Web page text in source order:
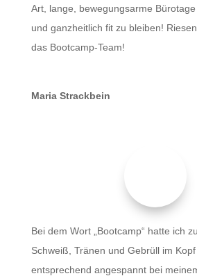
Art, lange, bewegungsarme
und ganzheitlich fit zu bleiben!
das Bootcamp-Team!
Maria Strackbein
Bei dem Wort „Bootcamp“ hatte ich
Schweiß, Tränen und Gebrüll im
entsprechend angespannt bei